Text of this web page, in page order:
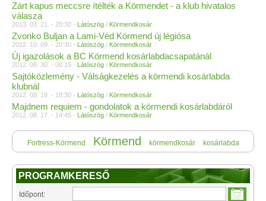
Zárt kapus meccsre ítélték a Körmendet - a klub hivatalos
válasza
2013. 03. 21. - 20:30 - Látószög / Körmendkosár
Zvonko Buljan a Lami-Véd Körmend új légiósa
2012. 10. 09. - 20:30 - Látószög / Körmendkosár
Új igazolások a BC Körmend kosárlabdacsapatánál
2012. 08. 30. - 00:15 - Látószög / Körmendkosár
Sajtóközlemény - Válságkezelés a körmendi kosárlabda
klubnál
2012. 08. 19. - 18:30 - Látószög / Körmendkosár
Majdnem requiem - gondolatok a körmendi kosárlabdáról
2012. 08. 17. - 14:45 - Látószög / Körmendkosár
Fortress-Körmend Körmend körmendkosár kosárlabda
PROGRAMKERESŐ
Időpont: